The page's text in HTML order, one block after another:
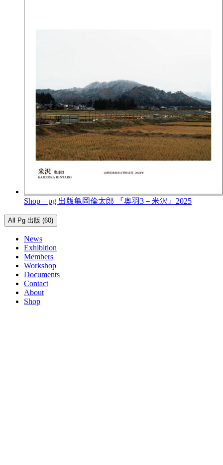
Shop – pg 出版亀岡倫太郎 『奥羽3－米沢』 2025
All Pg 出版 (60)
News
Exhibition
Members
Workshop
Documents
Contact
About
Shop